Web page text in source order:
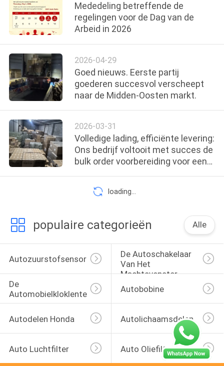
Mededeling betreffende de
regelingen voor de Dag van de
Arbeid in 2026
2026-04-29
Goed nieuws. Eerste partij
goederen succesvol verscheept
naar de Midden-Oosten markt.
2026-03-31
Volledige lading, efficiënte levering:
Ons bedrijf voltooit met succes de
bulk order voorbereiding voor een
loading...
populaire categorieën Alle
Autozuurstofsensor
De Autoschakelaar
Van Het
Machtsvenster
De
Automobielkloklente
Autobobine
Autodelen Honda Autolichaamsdelen
Auto Luchtfilter Auto Oliefilters